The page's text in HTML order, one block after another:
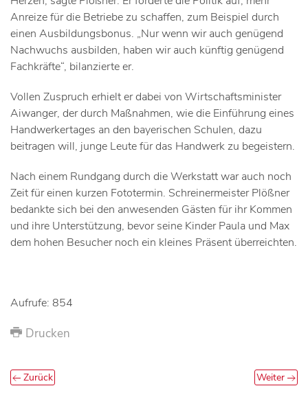
Anreize für die Betriebe zu schaffen, zum Beispiel durch
einen Ausbildungsbonus. „Nur wenn wir auch genügend
Nachwuchs ausbilden, haben wir auch künftig genügend
Fachkräfte“, bilanzierte er.
Vollen Zuspruch erhielt er dabei von Wirtschaftsminister
Aiwanger, der durch Maßnahmen, wie die Einführung eines
Handwerkertages an den bayerischen Schulen, dazu
beitragen will, junge Leute für das Handwerk zu begeistern.
Nach einem Rundgang durch die Werkstatt war auch noch
Zeit für einen kurzen Fototermin. Schreinermeister Plößner
bedankte sich bei den anwesenden Gästen für ihr Kommen
und ihre Unterstützung, bevor seine Kinder Paula und Max
dem hohen Besucher noch ein kleines Präsent überreichten.
Aufrufe: 854
Drucken
Zurück Weiter